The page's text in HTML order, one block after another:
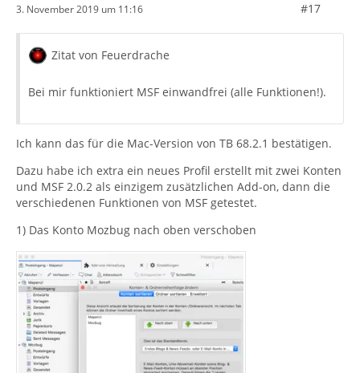
3. November 2019 um 11:16 #17
Zitat von Feuerdrache
Bei mir funktioniert MSF einwandfrei (alle Funktionen!).
Ich kann das für die Mac-Version von TB 68.2.1 bestätigen.
Dazu habe ich extra ein neues Profil erstellt mit zwei Konten
und MSF 2.0.2 als einzigem zusätzlichen Add-on, dann die
verschiedenen Funktionen von MSF getestet.
1) Das Konto Mozbug nach oben verschoben